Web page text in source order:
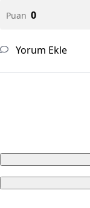
Puan 0
Yorum Ekle